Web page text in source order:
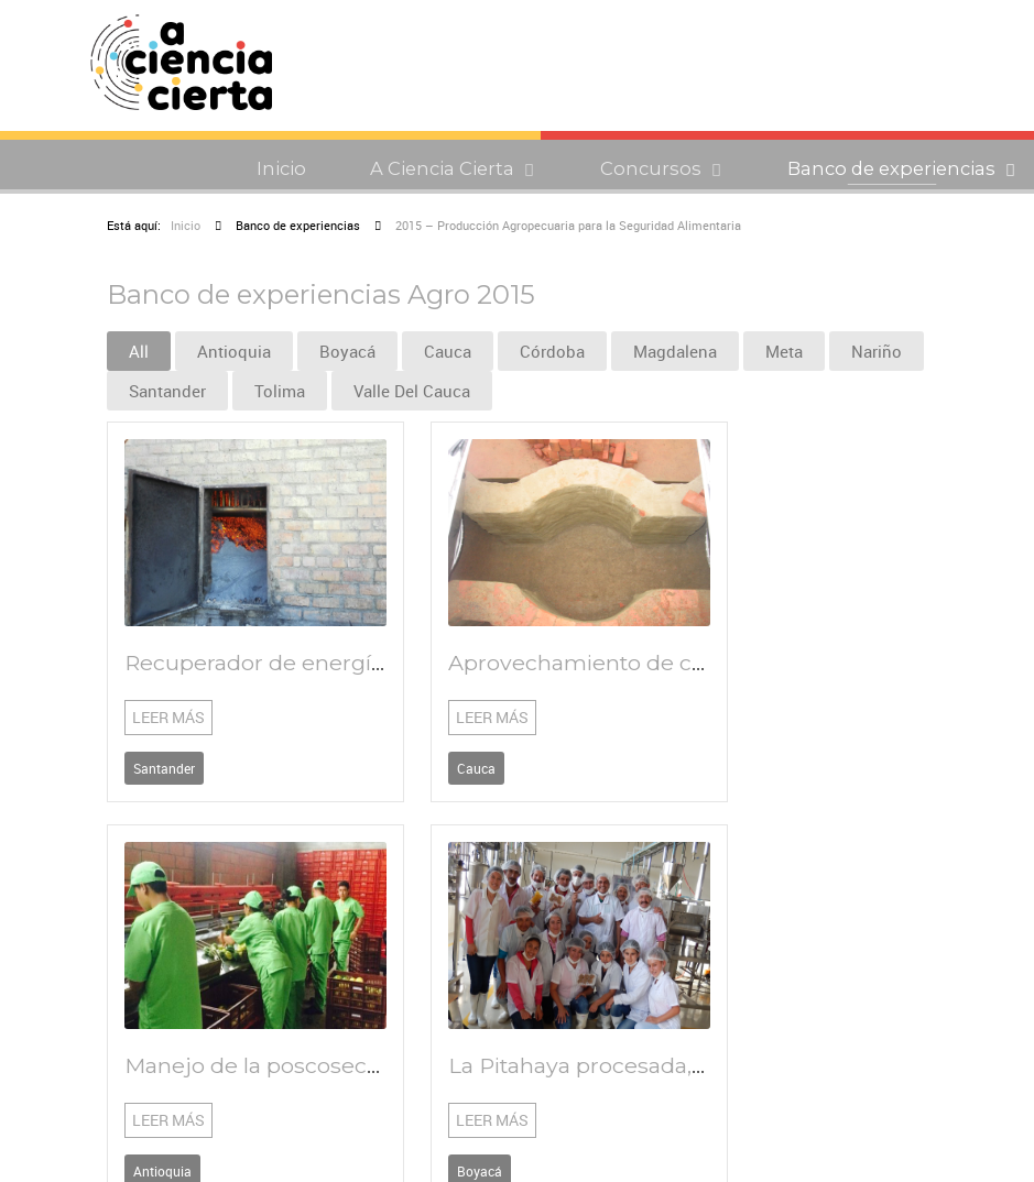
Inicio A Ciencia Cierta Concursos Banco de experiencias
Está aquí: Inicio Banco de experiencias 2015 – Producción Agropecuaria para la Seguridad Alimentaria
Banco de experiencias Agro 2015
All Antioquia Boyacá Cauca Córdoba Magdalena Meta
Nariño
Santander
Tolima Valle Del Cauca
Recuperador de energía térmica residual mediante un generador acuotubular de vapor para la limpieza y deshidratación de jugos de caña panelera
LEER MÁS
Santander
Aprovechamiento de calor residual de las hornil
LEER MÁS
Cauca
Manejo de la poscosecha del maracuya
LEER MÁS
Antioquia
La Pitahaya procesada, una solución a los problemas de mercado en epocas pico de cosecha
LEER MÁS
Boyacá